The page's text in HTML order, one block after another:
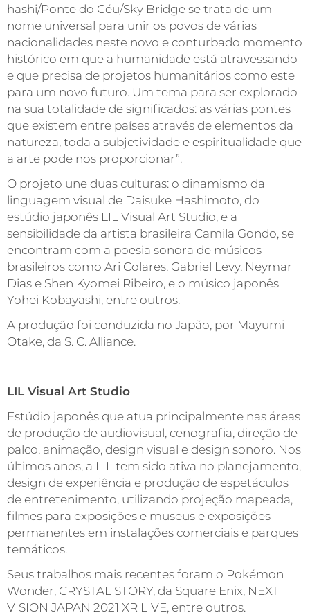
hashi/Ponte do Céu/Sky Bridge se trata de um
nome universal para unir os povos de várias
nacionalidades neste novo e conturbado momento
histórico em que a humanidade está atravessando
e que precisa de projetos humanitários como este
para um novo futuro. Um tema para ser explorado
na sua totalidade de significados: as várias pontes
que existem entre países através de elementos da
natureza, toda a subjetividade e espiritualidade que
a arte pode nos proporcionar”.
O projeto une duas culturas: o dinamismo da
linguagem visual de Daisuke Hashimoto, do
estúdio japonês LIL Visual Art Studio, e a
sensibilidade da artista brasileira Camila Gondo, se
encontram com a poesia sonora de músicos
brasileiros como Ari Colares, Gabriel Levy, Neymar
Dias e Shen Kyomei Ribeiro, e o músico japonês
Yohei Kobayashi, entre outros.
A produção foi conduzida no Japão, por Mayumi
Otake, da S. C. Alliance.
LIL Visual Art Studio
Estúdio japonês que atua principalmente nas áreas
de produção de audiovisual, cenografia, direção de
palco, animação, design visual e design sonoro. Nos
últimos anos, a LIL tem sido ativa no planejamento,
design de experiência e produção de espetáculos
de entretenimento, utilizando projeção mapeada,
filmes para exposições e museus e exposições
permanentes em instalações comerciais e parques
temáticos.
Seus trabalhos mais recentes foram o Pokémon
Wonder, CRYSTAL STORY, da Square Enix, NEXT
VISION JAPAN 2021 XR LIVE, entre outros.